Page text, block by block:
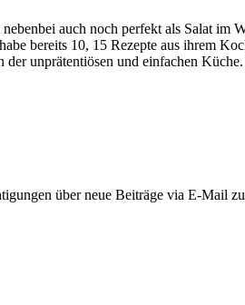
auch noch perfekt als Salat im
bereits 10, 15 Rezepte aus ihrem
unprätentiösen und einfachen
über neue Beiträge via E-Mail